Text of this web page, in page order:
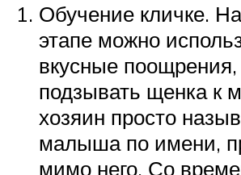
Обучение кличке.
этапе можно
вкусные
подзывать щенка к
хозяин просто
малыша по имени,
мимо него. Со